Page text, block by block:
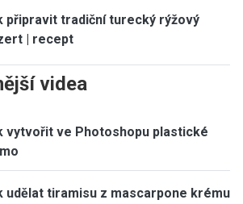
připravit tradiční turecký rýžový
| recept
videa
vytvořit ve Photoshopu plastické
udělat tiramisu z mascarpone krému